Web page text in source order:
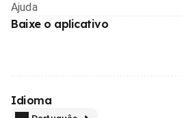
Ajuda
Baixe o aplicativo
Idioma